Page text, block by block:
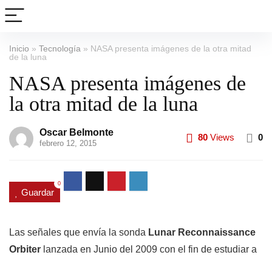
Inicio » Tecnología » NASA presenta imágenes de la otra mitad
de la luna
NASA presenta imágenes de
la otra mitad de la luna
Oscar Belmonte
febrero 12, 2015
80 Views 0
Guardar
0
Las señales que envía la sonda Lunar Reconnaissance
Orbiter lanzada en Junio del 2009 con el fin de estudiar a